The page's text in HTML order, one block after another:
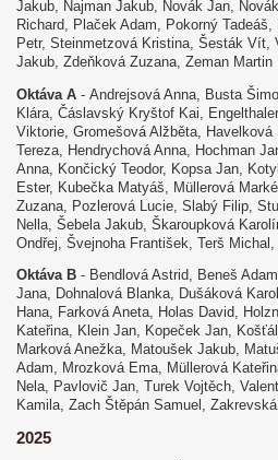
Jakub, Najman Jakub, Novák Jan,
Richard, Plaček Adam, Pokorný
Petr, Steinmetzová Kristina, Šesták Vít,
Jakub, Zdeňková Zuzana, Zeman Martin
Oktáva A - Andrejsová Anna, Busta
Klára, Čáslavský Kryštof Kai,
Viktorie, Gromešová Alžběta,
Tereza, Hendrychová Anna, Hochman
Anna, Končický Teodor, Kopsa Jan,
Ester, Kubečka Matyáš, Müllerová
Zuzana, Pozlerová Lucie, Slabý Filip,
Nella, Šebela Jakub, Škaroupková
Ondřej, Švejnoha František, Terš Michal,
Oktáva B - Bendlová Astrid, Beneš
Jana, Dohnalová Blanka, Dušáková
Hana, Farková Aneta, Holas David,
Kateřina, Klein Jan, Kopeček Jan,
Marková Anežka, Matoušek Jakub,
Adam, Mrozková Ema, Müllerová
Nela, Pavlovič Jan, Turek Vojtěch,
Kamila, Zach Štěpán Samuel,
2025